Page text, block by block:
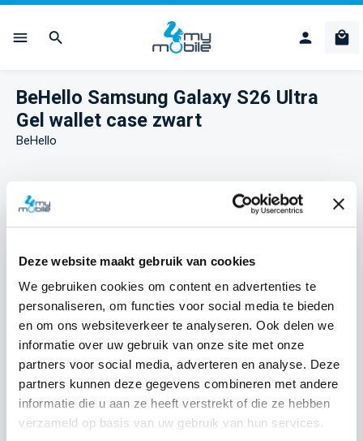
Deze website maakt gebruik van cookies
We gebruiken cookies om content en advertenties te
personaliseren, om functies voor social media te bieden
en om ons websiteverkeer te analyseren. Ook delen we
informatie over uw gebruik van onze site met onze
partners voor social media, adverteren en analyse. Deze
partners kunnen deze gegevens combineren met andere
informatie die u aan ze heeft verstrekt of die ze hebben
verzameld op basis van uw gebruik van hun services.
BeHello Samsung Galaxy S26 Ultra
Gel wallet case zwart
BeHello
Normale prijs:
€ 27,99
Prijzen incl. BTW en excl. verzendkosten